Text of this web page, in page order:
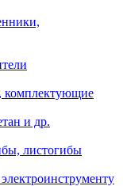
комплектующие
и др.
листогибы